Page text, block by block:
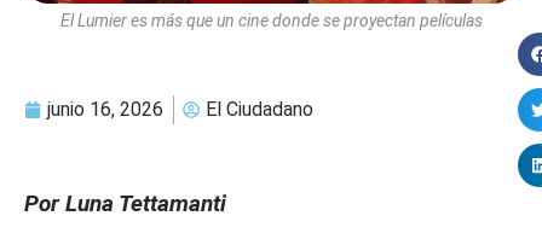
El Lumier es más que un cine donde se proyectan películas
junio 16, 2026 El Ciudadano
Por Luna Tettamanti